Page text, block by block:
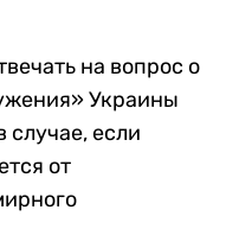
на вопрос о
Украины
случае, если
от